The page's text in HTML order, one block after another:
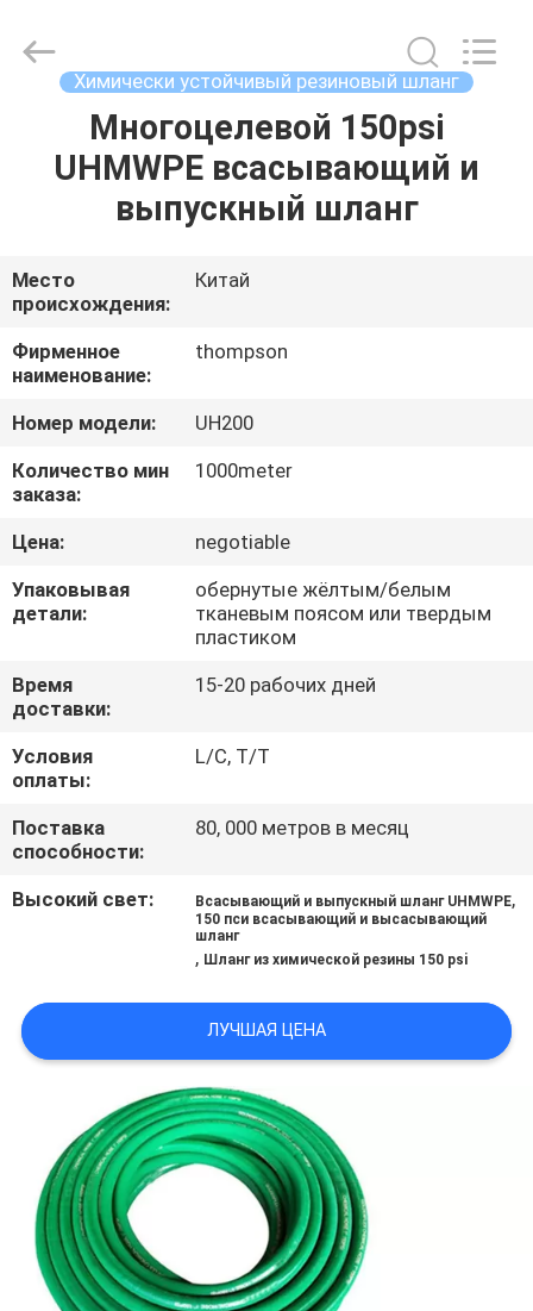
ПРОДУКТЫ
О
НАС
ПУТЕШЕСТВИЕ
ФАБРИКИ
ПРОВЕРКА
КАЧЕСТВА
СВЯЖИТЕСЬ
МЫ
НОВОСТИ
СПРОСИТЕ
ЦИТАТУ
PRIVACY
(Hebei)
Химически устойчивый резиновый шланг
Многоцелевой 150psi
UHMWPE всасывающий и
выпускный шланг
Место
происхождения:
Китай
Фирменное
наименование:
thompson
Номер модели:
UH200
Количество мин
заказа:
1000meter
Цена:
negotiable
Упаковывая
детали:
обернутые жёлтым/белым
тканевым поясом или твердым
пластиком
Время
доставки:
15-20 рабочих дней
Условия
оплаты:
L/C, T/T
Поставка
способности:
80, 000 метров в месяц
Высокий свет: Всасывающий и выпускный шланг UHMWPE,
150 пси всасывающий и высасывающий
шланг
, Шланг из химической резины 150 psi
ЛУЧШАЯ ЦЕНА